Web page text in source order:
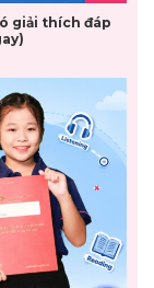
giải thích đáp